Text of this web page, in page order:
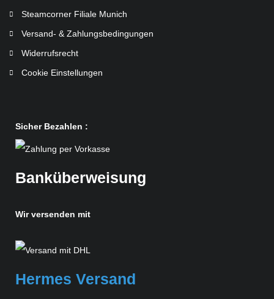
Steamcorner Filiale Munich
Versand- & Zahlungsbedingungen
Widerrufsrecht
Cookie Einstellungen
Sicher Bezahlen :
Banküberweisung
Wir versenden mit
Hermes Versand